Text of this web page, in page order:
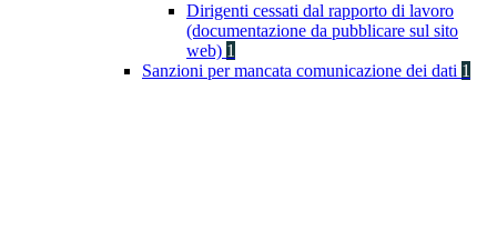
Dirigenti cessati dal rapporto di lavoro
(documentazione da pubblicare sul sito
web) 1
Sanzioni per mancata comunicazione dei dati 1